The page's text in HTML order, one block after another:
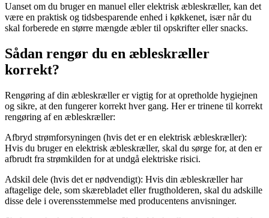
Uanset om du bruger en manuel eller elektrisk æbleskræller, kan det
være en praktisk og tidsbesparende enhed i køkkenet, især når du
skal forberede en større mængde æbler til opskrifter eller snacks.
Sådan rengør du en æbleskræller
korrekt?
Rengøring af din æbleskræller er vigtig for at opretholde hygiejnen
og sikre, at den fungerer korrekt hver gang. Her er trinene til korrekt
rengøring af en æbleskræller:
Afbryd strømforsyningen (hvis det er en elektrisk æbleskræller):
Hvis du bruger en elektrisk æbleskræller, skal du sørge for, at den er
afbrudt fra strømkilden for at undgå elektriske risici.
Adskil dele (hvis det er nødvendigt): Hvis din æbleskræller har
aftagelige dele, som skærebladet eller frugtholderen, skal du adskille
disse dele i overensstemmelse med producentens anvisninger.